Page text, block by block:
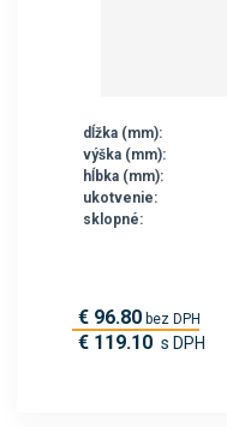
dĺžka (mm):
výška (mm):
hĺbka (mm):
ukotvenie:
sklopné:
€ 96.80 bez DPH
€ 119.10 s DPH